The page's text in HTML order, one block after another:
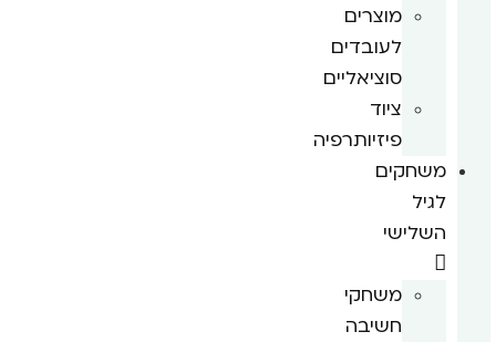
מוצרים
לעובדים
סוציאליים
ציוד
פיזיותרפיה
משחקים
לגיל
השלישי
משחקי
חשיבה